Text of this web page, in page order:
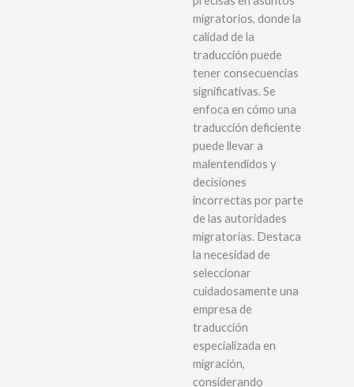
migratorios, donde la
calidad de la
traducción puede
tener consecuencias
significativas. Se
enfoca en cómo una
traducción deficiente
puede llevar a
malentendidos y
decisiones
incorrectas por parte
de las autoridades
migratorias. Destaca
la necesidad de
seleccionar
cuidadosamente una
empresa de
traducción
especializada en
migración,
considerando